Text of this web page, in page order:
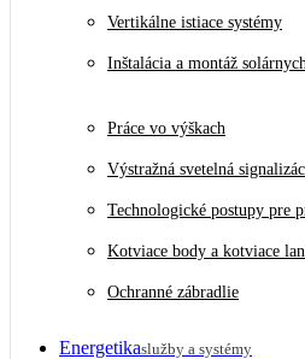
Vertikálne istiace systémy
Inštalácia a montáž
Práce vo výškach
Výstražná svetelná
Technologické postupy pre
Kotviace body a kotviace
Ochranné zábradlie
Energetikaslužby a systémy